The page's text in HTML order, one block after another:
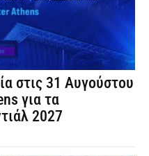
στις 31 Αυγούστου
για τα
2027